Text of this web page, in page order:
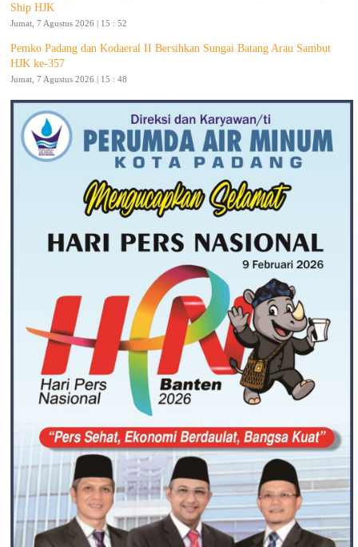
Ship HJK
Jumat, 7 Agustus 2026 | 15 : 52
Pemko Padang dan Kodaeral II Bersihkan Sungai Batang Arau Sambut
HJK ke-357
Jumat, 7 Agustus 2026 | 15 : 48